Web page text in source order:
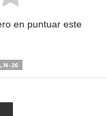
en puntuar este
N-26